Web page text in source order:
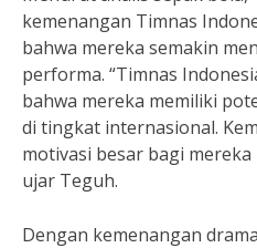
kemenangan Timnas
bahwa mereka semakin
performa. “Timnas
bahwa mereka memiliki
di tingkat internasional.
motivasi besar bagi
ujar Teguh.
Dengan kemenangan